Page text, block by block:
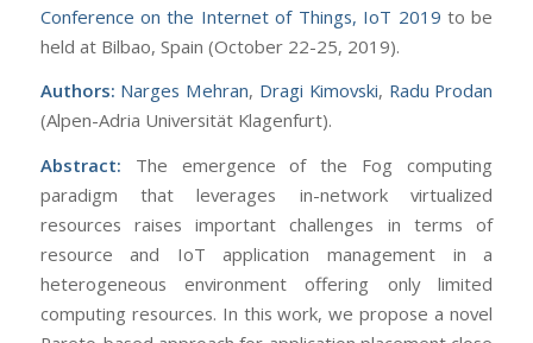
Conference on the Internet of Things, IoT 2019 to be
held at Bilbao, Spain (October 22-25, 2019).
Authors: Narges Mehran, Dragi Kimovski, Radu Prodan
(Alpen-Adria Universität Klagenfurt).
Abstract: The emergence of the Fog computing
paradigm that leverages in-network virtualized
resources raises important challenges in terms of
resource and IoT application management in a
heterogeneous environment offering only limited
computing resources. In this work, we propose a novel